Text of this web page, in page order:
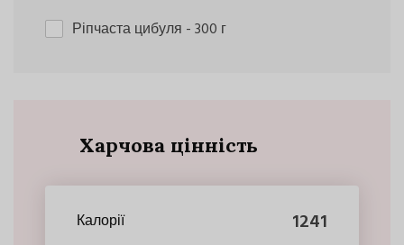
Ріпчаста цибуля - 300 г
Харчова цінність
Калорії 1241